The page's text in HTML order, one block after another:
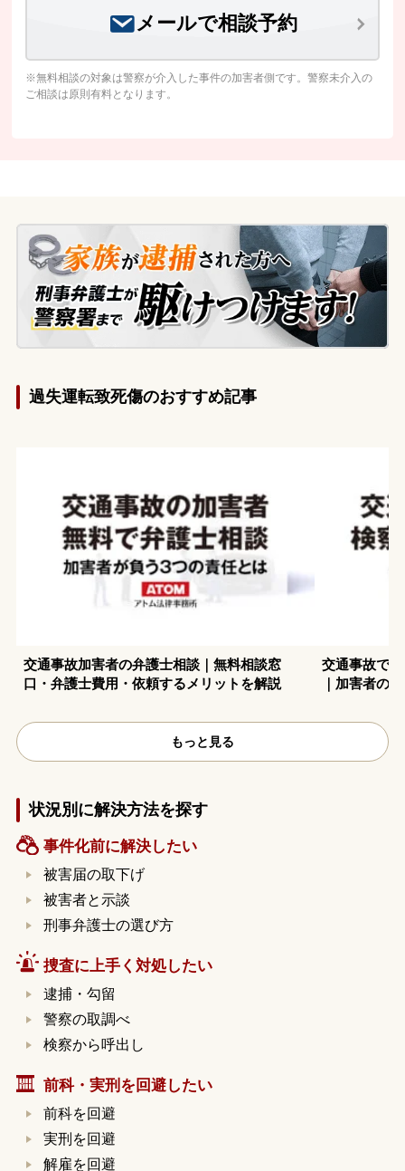
メールで相談予約
※無料相談の対象は警察が介入した事件の加害者側です。警察未介入の
ご相談は原則有料となります。
過失運転致死傷のおすすめ記事
交通事故加害者の弁護士相談｜無料相談窓
口・弁護士費用・依頼するメリットを解説
交通事故で
｜加害者の
もっと見る
状況別に解決方法を探す
事件化前に解決したい
被害届の取下げ
被害者と示談
刑事弁護士の選び方
捜査に上手く対処したい
逮捕・勾留
警察の取調べ
検察から呼出し
前科・実刑を回避したい
前科を回避
実刑を回避
解雇を回避